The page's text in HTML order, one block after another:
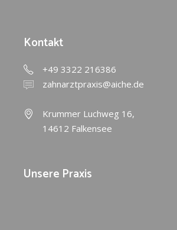
Kontakt
+49 3322 216386
zahnarztpraxis@aiche.de
Krummer Luchweg 16,
14612 Falkensee
Unsere Praxis